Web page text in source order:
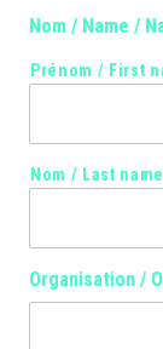
Nom / Name /
Prénom / First
Nom / Last
Organisation /